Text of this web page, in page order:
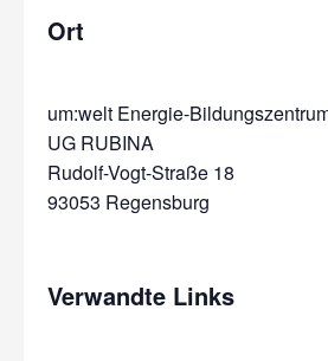
Ort
um:welt Energie-
UG RUBINA
Rudolf-Vogt-Straße 18
Verwandte Links